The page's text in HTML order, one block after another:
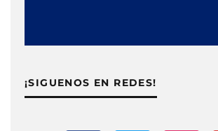
¡SIGUENOS EN REDES!